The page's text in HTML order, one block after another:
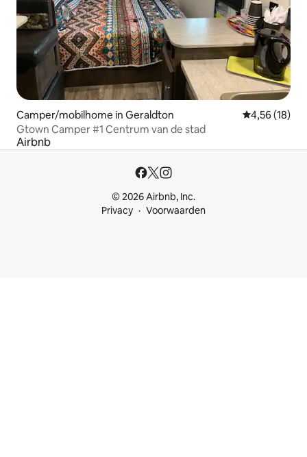
Camper/mobilhome in Geraldton Gemiddelde
4,56 (18)
Gtown Camper #1 Centrum van de stad
Airbnb
© 2026 Airbnb, Inc.
Privacy
Voorwaarden